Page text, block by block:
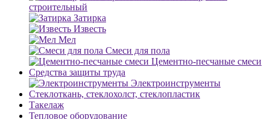
строительный
Затирка
Известь
Мел
Смеси для пола
Цементно-песчаные смеси
Средства защиты труда
Электроинструменты
Стеклоткань, стеклохолст, стеклопластик
Такелаж
Тепловое оборудование